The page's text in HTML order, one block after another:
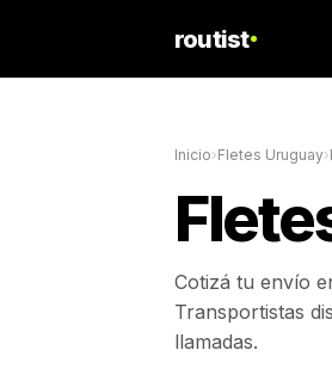
routist
Inicio›Fletes Uruguay›
Cotizá tu envío
Transportistas
llamadas.